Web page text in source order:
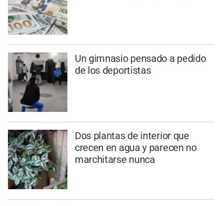
Un gimnasio pensado a pedido
de los deportistas
Dos plantas de interior que
crecen en agua y parecen no
marchitarse nunca